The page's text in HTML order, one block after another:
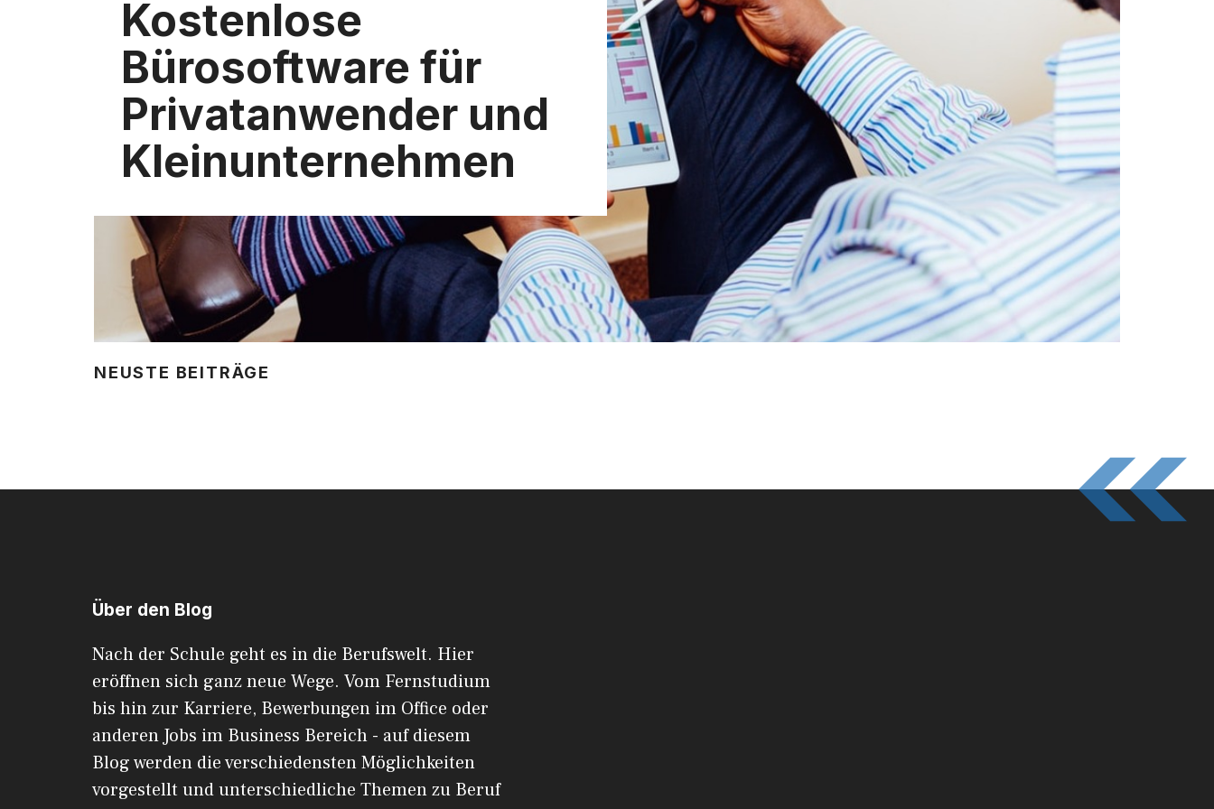
Kostenlose
Bürosoftware für
Privatanwender und
Kleinunternehmen
NEUSTE BEITRÄGE
Über den Blog
Nach der Schule geht es in die Berufswelt. Hier
eröffnen sich ganz neue Wege. Vom Fernstudium
bis hin zur Karriere, Bewerbungen im Office oder
anderen Jobs im Business Bereich - auf diesem
Blog werden die verschiedensten Möglichkeiten
vorgestellt und unterschiedliche Themen zu Beruf